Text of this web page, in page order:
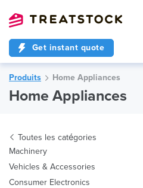
Get instant quote
Produits Home Appliances
Home Appliances
Toutes les catégories
Machinery
Vehicles & Accessories
Consumer Electronics